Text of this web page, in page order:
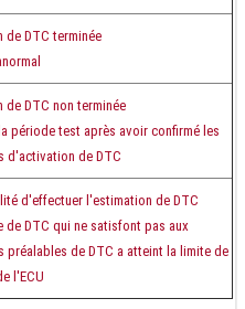
de DTC terminée
de DTC non terminée
période test après avoir confirmé les
d'activation de DTC
d'effectuer l'estimation de DTC
de DTC qui ne satisfont pas aux
préalables de DTC a atteint la limite de
l'ECU